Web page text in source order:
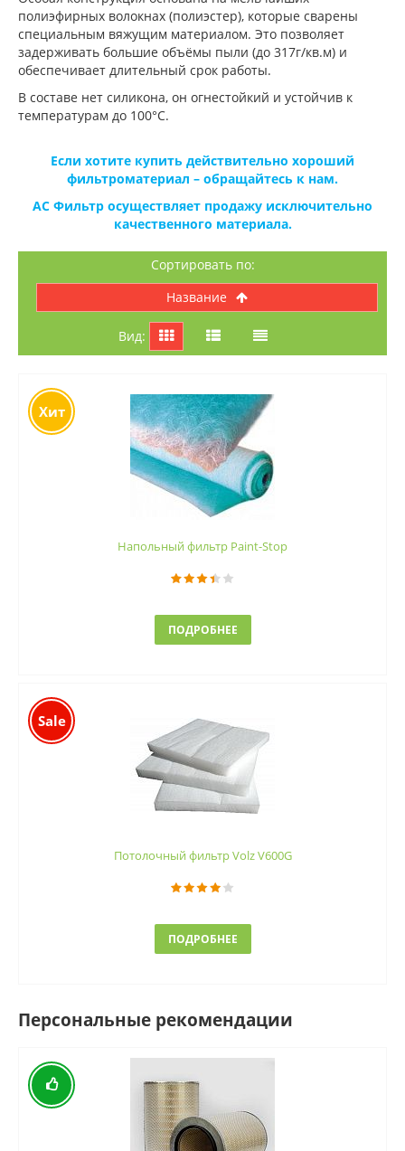
полиэфирных волокнах (полиэстер), которые сварены
специальным вяжущим материалом. Это позволяет
задерживать большие объёмы пыли (до 317г/кв.м) и
обеспечивает длительный срок работы.
В составе нет силикона, он огнестойкий и устойчив к
температурам до 100°C.
Если хотите купить действительно хороший
фильтроматериал – обращайтесь к нам.
АС Фильтр осуществляет продажу исключительно
качественного материала.
Сортировать по:
название
Вид:
Хит
Напольный фильтр Paint-Stop
ПОДРОБНЕЕ
Sale
Потолочный фильтр Volz V600G
ПОДРОБНЕЕ
Персональные рекомендации